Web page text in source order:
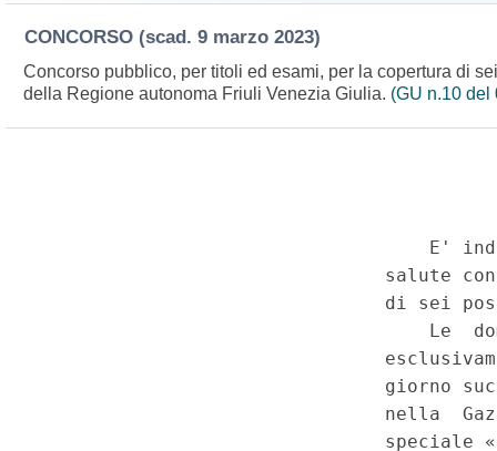
CONCORSO (scad. 9 marzo 2023)
Concorso pubblico, per titoli ed esami, per la copertura di
della Regione autonoma Friuli Venezia Giulia. (GU n.10 del